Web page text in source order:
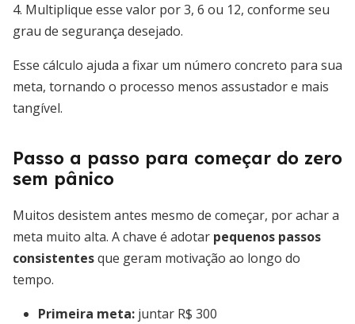
4. Multiplique esse valor por 3, 6 ou 12, conforme seu
grau de segurança desejado.
Esse cálculo ajuda a fixar um número concreto para sua
meta, tornando o processo menos assustador e mais
tangível.
Passo a passo para começar do zero
sem pânico
Muitos desistem antes mesmo de começar, por achar a
meta muito alta. A chave é adotar pequenos passos
consistentesque geram motivação ao longo do
tempo.
Primeira meta: juntar R$ 300